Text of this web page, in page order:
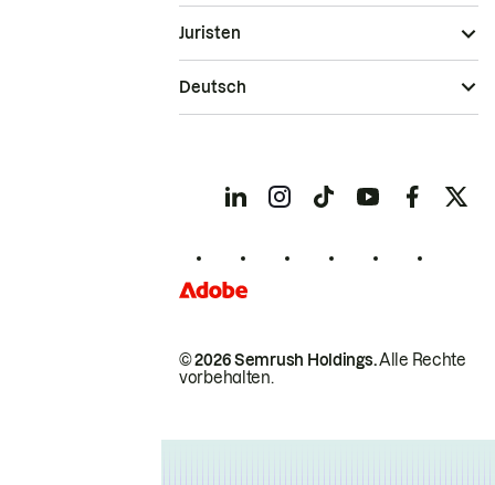
© 2026 Semrush Holdings.Alle Rechte
vorbehalten.
Juristen
Deutsch